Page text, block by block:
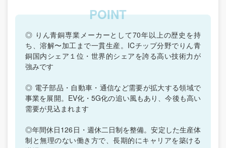
◎ りん青銅専業メーカーとして70年以上の歴史を持
ち、溶解〜加工まで一貫生産。ICチップ分野でりん青
銅国内シェア１位・世界的シェアを誇る高い技術力が
強みです
◎ 電子部品・自動車・通信など需要が拡大する領域で
事業を展開。EV化・5G化の追い風もあり、今後も高い
需要が見込まれます
◎年間休日126日・週休二日制を整備。安定した生産体
制と無理のない働き方で、長期的にキャリアを築ける